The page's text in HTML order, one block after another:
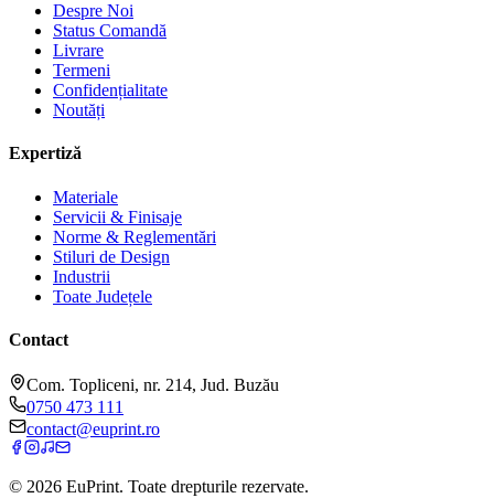
Despre Noi
Status Comandă
Livrare
Termeni
Confidențialitate
Noutăți
Expertiză
Materiale
Servicii & Finisaje
Norme & Reglementări
Stiluri de Design
Industrii
Toate Județele
Contact
Com. Topliceni, nr. 214, Jud. Buzău
0750 473 111
contact@euprint.ro
© 2026 EuPrint. Toate drepturile rezervate.